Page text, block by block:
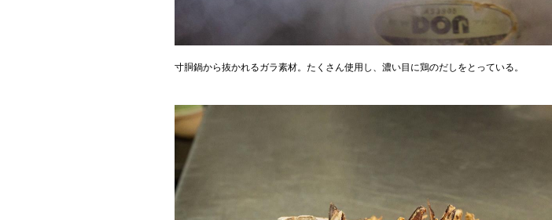
寸胴鍋から抜かれるガラ素材。たくさん使用し、濃い目に鶏のだしをとっている。